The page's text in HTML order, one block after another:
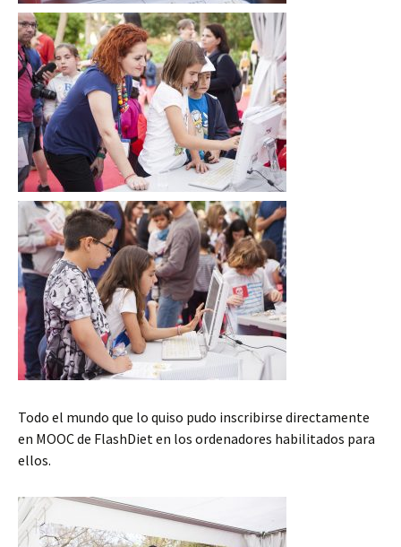
Todo el mundo que lo quiso pudo inscribirse directamente
en MOOC de FlashDiet en los ordenadores habilitados para
ellos.